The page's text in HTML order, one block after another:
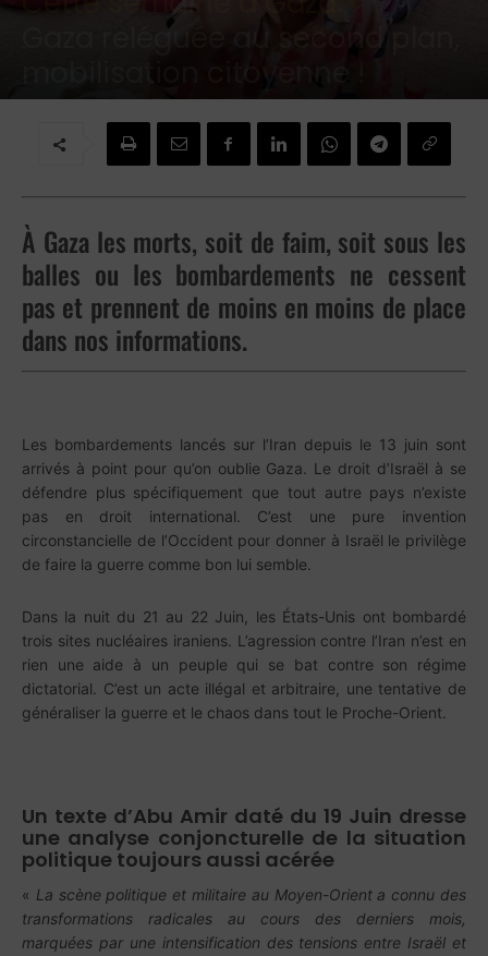
Gaza reléguée au second plan,
mobilisation citoyenne !
À Gaza les morts, soit de faim, soit sous les
balles ou les bombardements ne cessent
pas et prennent de moins en moins de place
dans nos informations.
Les bombardements lancés sur l’Iran depuis le 13 juin sont
arrivés à point pour qu’on oublie Gaza. Le droit d’Israël à se
défendre plus spécifiquement que tout autre pays n’existe
pas en droit international. C’est une pure invention
circonstancielle de l’Occident pour donner à Israël le privilège
de faire la guerre comme bon lui semble.
Dans la nuit du 21 au 22 Juin, les États-Unis ont bombardé
trois sites nucléaires iraniens. L’agression contre l’Iran n’est en
rien une aide à un peuple qui se bat contre son régime
dictatorial. C’est un acte illégal et arbitraire, une tentative de
généraliser la guerre et le chaos dans tout le Proche-Orient.
Un texte d’Abu Amir daté du 19 Juin dresse
une analyse conjoncturelle de la situation
politique toujours aussi acérée
« La scène politique et militaire au Moyen-Orient a connu des
transformations radicales au cours des derniers mois,
marquées par une intensification des tensions entre Israël et